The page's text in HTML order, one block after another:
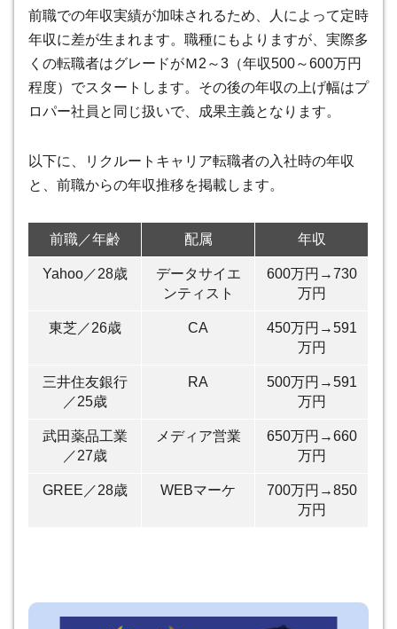
前職での年収実績が加味されるため、人によって定時
年収に差が生まれます。職種にもよりますが、実際多
くの転職者はグレードがＭ2～3（年収500～600万円
程度）でスタートします。その後の年収の上げ幅はプ
ロパー社員と同じ扱いで、成果主義となります。
以下に、リクルートキャリア転職者の入社時の年収
と、前職からの年収推移を掲載します。
前職／年齢 配属 年収
Yahoo／28歳
データサイエ
ンティスト
600万円→730
万円
東芝／26歳 CA
450万円→591
万円
三井住友銀行
／25歳
RA
500万円→591
万円
武田薬品工業
／27歳
メディア営業
650万円→660
万円
GREE／28歳 WEBマーケ
700万円→850
万円